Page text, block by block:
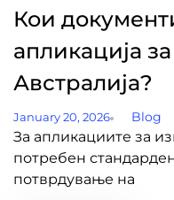
Кои
апликација
Австралија?
January 20, 2026 Blog
За апликациите за
потребен
потврдување на